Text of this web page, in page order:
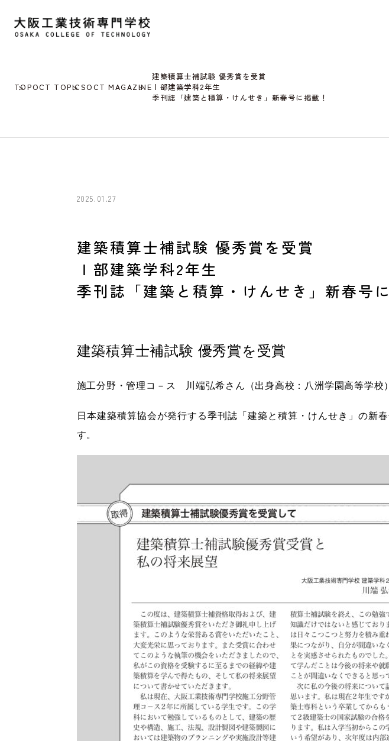
TOPOCT TOPICSOCT MAGAZINE
建築積算士補試験 優秀賞を受賞
Ⅰ部建築学科2年生
季刊誌「建築と積算・けんせき」新春号に掲載！
2025.01.27
建築積算士補試験 優秀賞を受賞
Ⅰ部建築学科2年生
季刊誌「建築と積算・けんせき」新春号に
建築積算士補試験 優秀賞を受賞
施工分野・管理コ－ス 川端弘希さん（出身高校：八洲学園高等学校
日本建築積算協会が発行する季刊誌「建築と積算・ けんせき」の新
す。